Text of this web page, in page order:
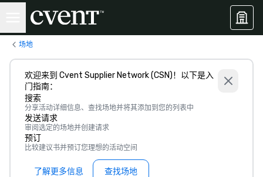
场地
欢迎来到 Cvent Supplier Network (CSN)！以下是入
门指南：
搜索
分享活动详细信息、查找场地并将其添加到您的列表中
发送请求
审阅选定的场地并创建请求
预订
比较建议书并预订您理想的活动空间
了解更多信息 查找场地